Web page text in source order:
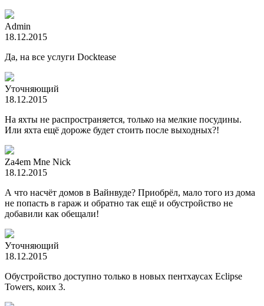
Admin
18.12.2015
Да, на все услуги Docktease
Уточняющий
18.12.2015
На яхты не распространяется, только на мелкие посудины.
Или яхта ещё дороже будет стоить после выходных?!
Za4em Mne Nick
18.12.2015
А что насчёт домов в Вайнвуде? Приобрёл, мало того из дома
не попасть в гараж и обратно так ещё и обустройство не
добавили как обещали!
Уточняющий
18.12.2015
Обустройство доступно только в новых пентхаусах Eclipse
Towers, коих 3.